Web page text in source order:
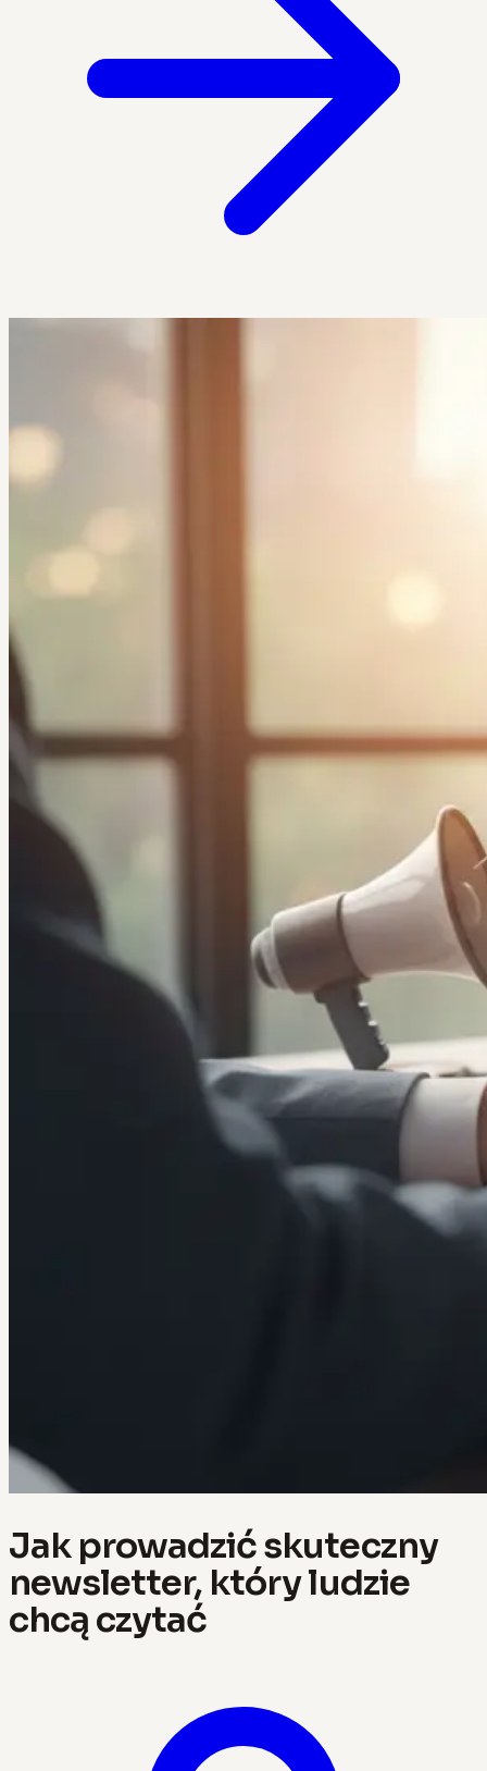
Jak prowadzić skuteczny
newsletter, który ludzie
chcą czytać